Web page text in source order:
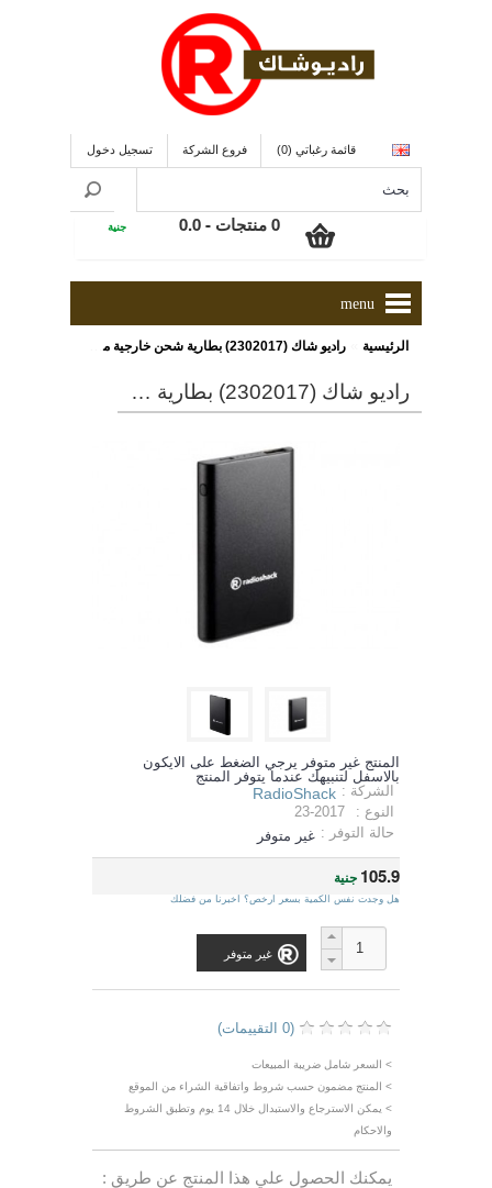
قائمة رغباتي (0) فروع الشركة تسجيل دخول
0 منتجات - 0.0 جنية
menu
الرئيسية راديو شاك (2302017) بطارية شحن خارجية محمولة
راديو شاك (2302017) بطارية شحن خارجية محمولة
المنتج غير متوفر يرجي الضغط على الايكون
بالاسفل لتنبيهك عندما يتوفر المنتج
الشركة : RadioShack
النوع :
23-2017
حالة التوفر : غير متوفر
105.9 جنية
هل وجدت نفس الكمية بسعر ارخص؟ اخبرنا من فضلك
غير متوفر
(0 التقييمات)
> السعر شامل ضريبة المبيعات
> المنتج مضمون حسب شروط واتفاقية الشراء من الموقع
> يمكن الاسترجاع والاستبدال خلال 14 يوم وتطبق الشروط
والاحكام
يمكنك الحصول علي هذا المنتج عن طريق :